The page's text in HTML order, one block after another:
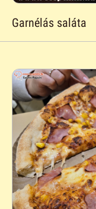
Garnélás saláta